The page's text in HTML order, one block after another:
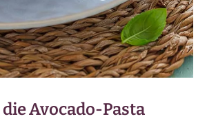
Avocado-Pasta